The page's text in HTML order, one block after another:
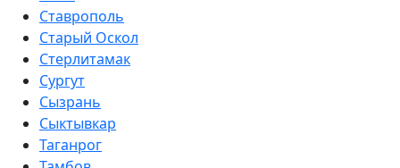
Ставрополь
Старый Оскол
Стерлитамак
Сургут
Сызрань
Сыктывкар
Таганрог